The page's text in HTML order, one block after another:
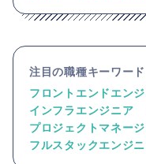
注目の職種キーワード
フロントエンドエン
インフラエンジニア
プロジェクトマネー
フルスタックエンジ